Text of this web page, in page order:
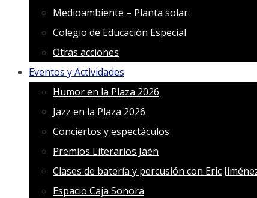
Medioambiente – Planta solar
Colegio de Educación Especial
Otras acciones
Eventos y Actividades
Humor en la Plaza 2026
Jazz en la Plaza 2026
Conciertos y espectáculos
Premios Literarios Jaén
Clases de batería y percusión con Eric
Espacio Caja Sonora